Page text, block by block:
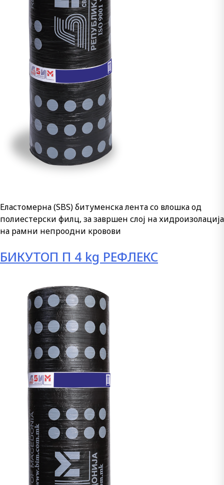
Еластомерна (SBS) битуменска лента со влошка од
полиестерски филц, за завршен слој на хидроизолација
на рамни непроодни кровови
БИКУТОП П 4 kg РЕФЛЕКС